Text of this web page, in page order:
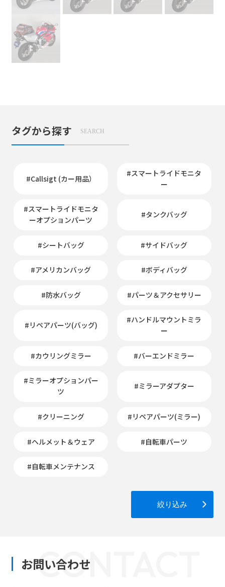
タグから探す SEARCH
#Callsigt (カー用品）
#スマートライドモニタ
ー
#スマートライドモニタ
ーオプションパーツ
#タンクバッグ
#シートバッグ #サイドバッグ
#アメリカンバッグ #ボディバッグ
#防水バッグ #パーツ＆アクセサリー
#リペアパーツ(バッグ)
#ハンドルマウントミラ
ー
#カウリングミラー #バーエンドミラー
#ミラーオプションパー
ツ
#ミラーアダプター
#クリーニング #リペアパーツ(ミラー)
#ヘルメット＆ウェア #自転車パーツ
#自転車メンテナンス
絞り込み
CONTACT
お問い合わせ